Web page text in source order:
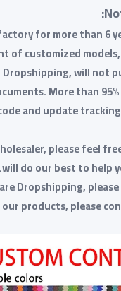
factory for more than 6
of customized
Dropshipping, will not
More than
and update
please feel
will do our best to help
are Dropshipping,
products, please